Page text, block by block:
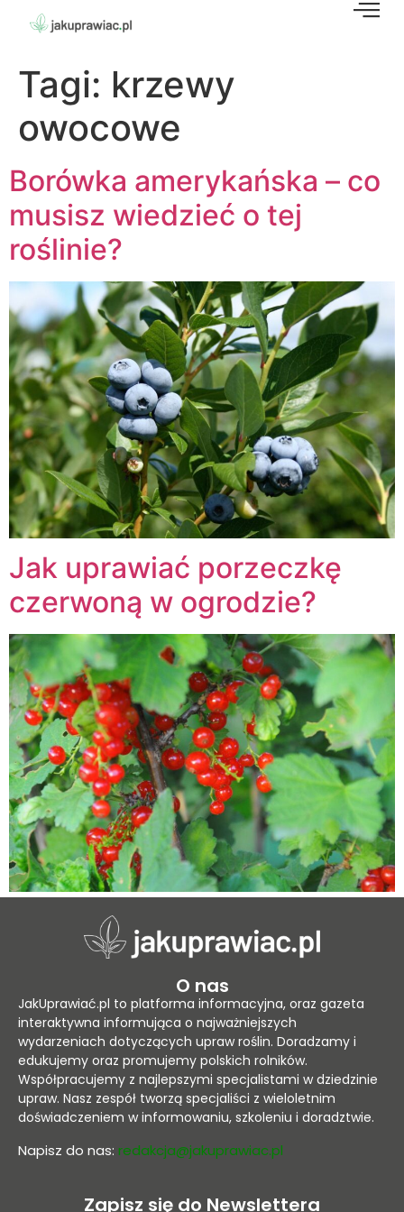
Tagi: krzewy
owocowe
Borówka amerykańska – co
musisz wiedzieć o tej
roślinie?
Jak uprawiać porzeczkę
czerwoną w ogrodzie?
O nas
JakUprawiać.pl to platforma informacyjna, oraz gazeta
interaktywna informująca o najważniejszych
wydarzeniach dotyczących upraw roślin. Doradzamy i
edukujemy oraz promujemy polskich rolników.
Współpracujemy z najlepszymi specjalistami w dziedzinie
upraw. Nasz zespół tworzą specjaliści z wieloletnim
doświadczeniem w informowaniu, szkoleniu i doradztwie.
Napisz do nas: redakcja@jakuprawiac.pl
Zapisz się do Newslettera